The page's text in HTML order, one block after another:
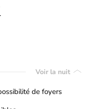
Voir la nuit
de foyers